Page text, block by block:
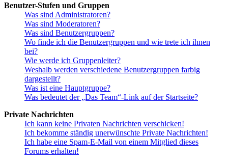
Benutzer-Stufen und Gruppen
Was sind Administratoren?
Was sind Moderatoren?
Was sind Benutzergruppen?
Wo finde ich die Benutzergruppen und wie trete ich ihnen
bei?
Wie werde ich Gruppenleiter?
Weshalb werden verschiedene Benutzergruppen farbig
dargestellt?
Was ist eine Hauptgruppe?
Was bedeutet der „Das Team“-Link auf der Startseite?
Private Nachrichten
Ich kann keine Privaten Nachrichten verschicken!
Ich bekomme ständig unerwünschte Private Nachrichten!
Ich habe eine Spam-E-Mail von einem Mitglied dieses
Forums erhalten!